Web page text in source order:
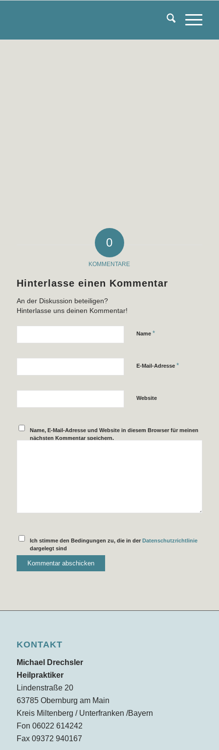
0
KOMMENTARE
Hinterlasse einen Kommentar
An der Diskussion beteiligen?
Hinterlasse uns deinen Kommentar!
Name *
E-Mail-Adresse *
Website
Name, E-Mail-Adresse und Website in diesem Browser für meinen
nächsten Kommentar speichern.
Ich stimme den Bedingungen zu, die in derDatenschutzrichtlinie
dargelegt sind
KONTAKT
Michael Drechsler
Heilpraktiker
Lindenstraße 20
63785 Obernburg am Main
Kreis Miltenberg / Unterfranken /Bayern
Fon 06022 614242
Fax 09372 940167